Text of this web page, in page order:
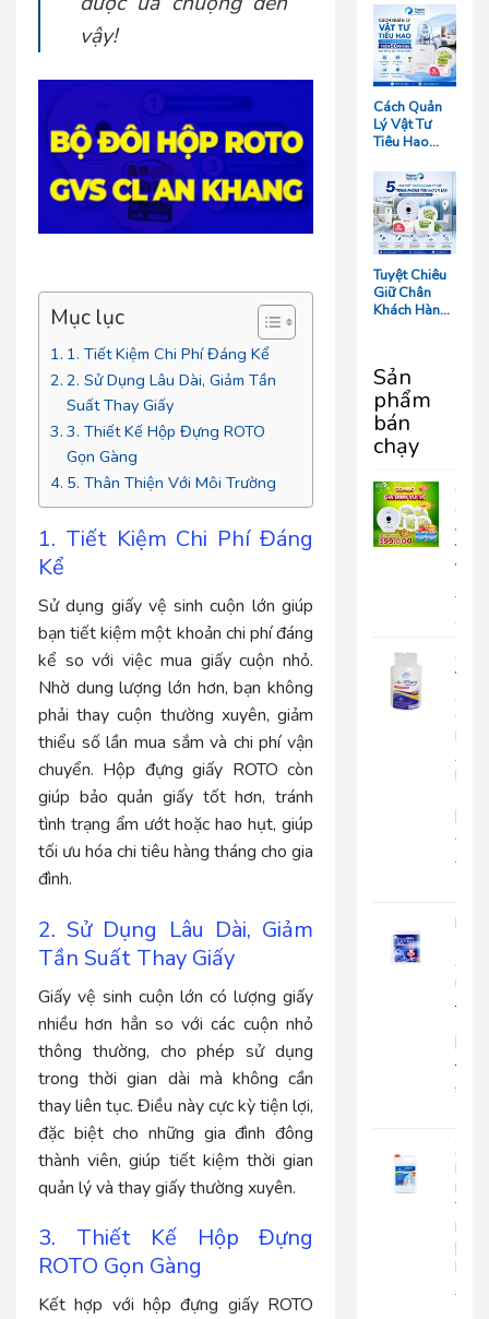
vậy!
Mục lục
1. Tiết Kiệm Chi Phí Đáng Kể
2. Sử Dụng Lâu Dài, Giảm Tần
Suất Thay Giấy
3. Thiết Kế Hộp Đựng ROTO
Gọn Gàng
5. Thân Thiện Với Môi Trường
1. Tiết Kiệm Chi Phí Đáng
Kể
Sử dụng giấy vệ sinh cuộn lớn giúp
bạn tiết kiệm một khoản chi phí đáng
kể so với việc mua giấy cuộn nhỏ.
Nhờ dung lượng lớn hơn, bạn không
phải thay cuộn thường xuyên, giảm
thiểu số lần mua sắm và chi phí vận
chuyển. Hộp đựng giấy ROTO còn
giúp bảo quản giấy tốt hơn, tránh
tình trạng ẩm ướt hoặc hao hụt, giúp
tối ưu hóa chi tiêu hàng tháng cho gia
đình.
2. Sử Dụng Lâu Dài, Giảm
Tần Suất Thay Giấy
Giấy vệ sinh cuộn lớn có lượng giấy
nhiều hơn hẳn so với các cuộn nhỏ
thông thường, cho phép sử dụng
trong thời gian dài mà không cần
thay liên tục. Điều này cực kỳ tiện lợi,
đặc biệt cho những gia đình đông
thành viên, giúp tiết kiệm thời gian
quản lý và thay giấy thường xuyên.
3. Thiết Kế Hộp Đựng
ROTO Gọn Gàng
Kết hợp với hộp đựng giấy ROTO
Giá Rẻ Tại
TP.HCM
Cách Quản
Lý Vật Tư
Tiêu Hao
Sạn Quy Mô
Trên 50
Phòng Giúp
Tối Ưu Chi
Phí Vận
Hành
Tuyệt Chiêu
Giữ Chân
Khách Hàng:
Phòng Tắm
Resort
Sản
phẩm
bán
chạy
GIA
VUI
VẺ
Giấy
Vệ
Sinh
Lớn
An
|
AK703
Khăn
giấy
ăn
rút
|
JP500X
Xà
Rửa
Tay
|
RC500